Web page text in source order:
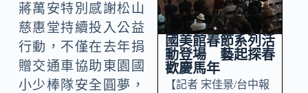
蔣萬安特別感謝松山
慈惠堂持續投入公益
行動，不僅在去年捐
贈交通車協助東園國
小少棒隊安全圓夢，
國美館春節系列活
動登場 藝起探春
歡慶馬年
【記者 宋佳景/台中報